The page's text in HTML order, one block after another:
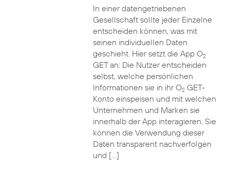
In einer datengetriebenen
Gesellschaft sollte jeder Einzelne
entscheiden können, was mit
seinen individuellen Daten
geschieht. Hier setzt die App O2
GET an: Die Nutzer entscheiden
selbst, welche persönlichen
Informationen sie in ihr O2GET-
Konto einspeisen und mit welchen
Unternehmen und Marken sie
innerhalb der App interagieren. Sie
können die Verwendung dieser
Daten transparent nachverfolgen
und […]